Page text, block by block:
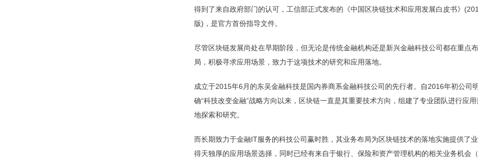
得到了来自政府部门的认可，工信部正式发布的《中国区块链技术和应用发展白皮书》
版)，是官方首份指导文件。
尽管区块链发展尚处在早期阶段，但无论是传统金融机构还是新兴金融科技公司都在重点布
局，积极寻求应用场景，致力于这项技术的研究和应用落地。
成立于2015年6月的东吴金融科技是国内券商系金融科技公司的先行者。自2016年初公司明
确“科技改变金融”战略方向以来，区块链一直是其重要技术方向，组建了专业团队进行应用
地探索和研究。
而长期致力于金融IT服务的科技公司赢时胜，其业务布局为区块链技术的落地实施提供了
得天独厚的应用场景选择，同时已经有来自于银行、保险和资产管理机构的相关业务机会